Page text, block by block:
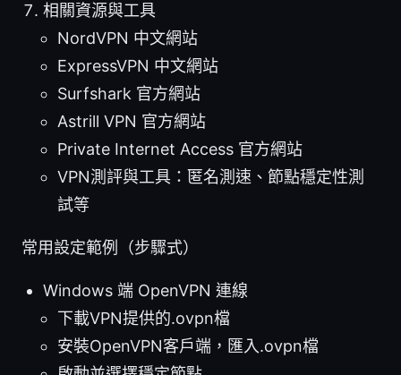
相關資源與工具
NordVPN 中文網站
ExpressVPN 中文網站
Surfshark 官方網站
Astrill VPN 官方網站
Private Internet Access 官方網站
VPN測評與工具：匿名測速、節點穩定性測
試等
常用設定範例（步驟式）
Windows 端 OpenVPN 連線
下載VPN提供的.ovpn檔
安裝OpenVPN客戶端，匯入.ovpn檔